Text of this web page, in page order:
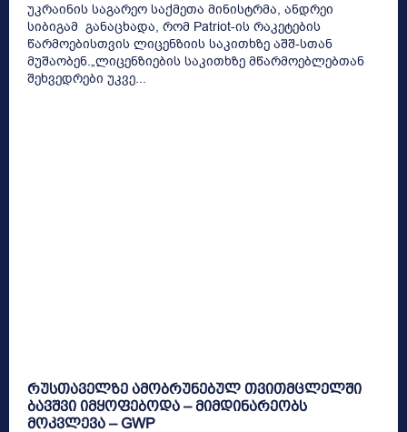
უკრაინის საგარეო საქმეთა მინისტრმა, ანდრეი
სიბიგამ განაცხადა, რომ Patriot-ის რაკეტების
წარმოებისთვის ლიცენზიის საკითხზე აშშ-სთან
მუშაობენ.„ლიცენზიების საკითხზე მწარმოებლებთან
შეხვედრები უკვე...
რუსთაველზე ამობრუნებულ თვითმცლელში
ბავშვი იმყოფებოდა – მიმდინარეობს
მოკვლევა – GWP